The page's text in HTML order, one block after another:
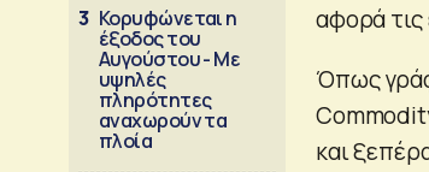
3 Κορυφώνεται η
έξοδος του
Αυγούστου - Με
υψηλές
πληρότητες
αναχωρούν τα
πλοία
αφορά τις
Όπως
και